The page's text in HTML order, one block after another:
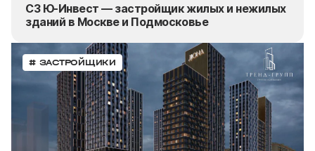
СЗ Ю-Инвест — застройщик жилых и нежилых
зданий в Москве и Подмосковье
# ЗАСТРОЙЩИКИ